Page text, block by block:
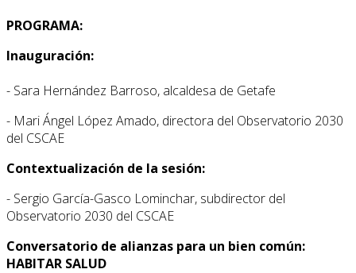
PROGRAMA:
Inauguración:
- Sara Hernández Barroso, alcaldesa de Getafe
- Mari Ángel López Amado, directora del Observatorio 2030
del CSCAE
Contextualización de la sesión:
- Sergio García-Gasco Lominchar, subdirector del
Observatorio 2030 del CSCAE
Conversatorio de alianzas para un bien común:
HABITAR SALUD